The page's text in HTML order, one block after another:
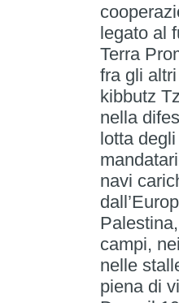
legato al
Terra
fra gli
kibbutz
nella
lotta
navi
campi,
nelle
piena di